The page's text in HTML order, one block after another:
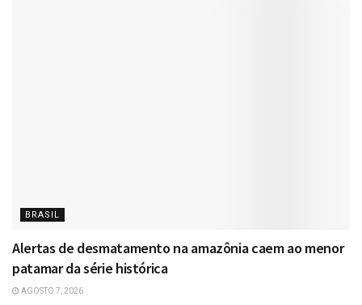
BRASIL
Alertas de desmatamento na amazônia caem ao menor
patamar da série histórica
AGOSTO 7, 2026